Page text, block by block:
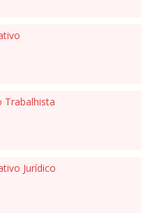
Trabalhista
Jurídico